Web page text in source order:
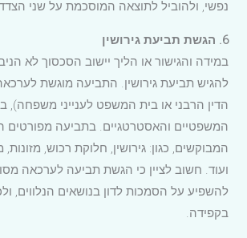
נפשי, ולהוביל לתוצאה המוסכמת על שני
6. הגשת תביעת גירושין
במידה והגישור או הליך יישוב הסכסוך לא
להגיש תביעת גירושין. התביעה מוגשת
הדין הרבני או בית המשפט לענייני משפחה),
המשפטיים והאסטרטגיים. בתביעה מפורטים
המבוקשים, כגון: גירושין, חלוקת רכוש,
ועוד. חשוב לציין כי הגשת תביעה לערכאה
להשפיע על הסמכות לדון בנושאים הנלווים,
בקפידה.